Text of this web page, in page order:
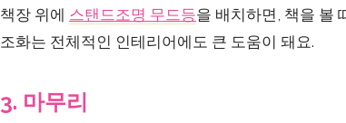
책장 위에 스탠드조명 무드등을 배치하면, 책을 볼
조화는 전체적인 인테리어에도 큰 도움이 돼요.
3. 마무리